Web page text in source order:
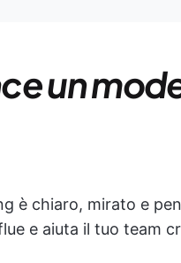
un
è chiaro, mirato e
e aiuta il tuo team